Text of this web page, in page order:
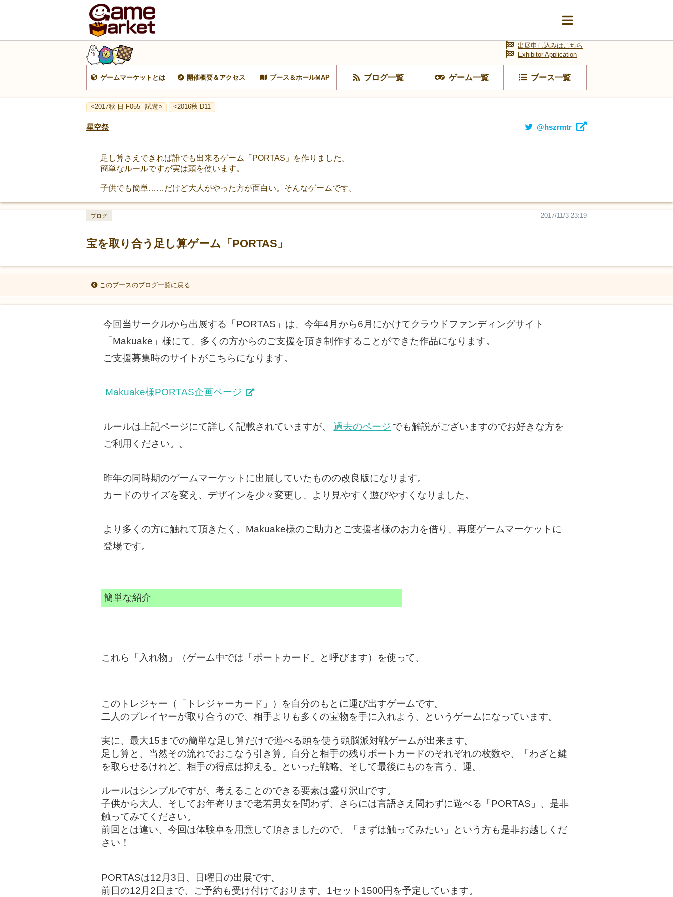
ゲームマーケットとは 開催概要＆アクセス ブース＆ホールMAP ブログ一覧 ゲーム一覧 ブース一覧
出展申し込みはこちら
Exhibitor Application
<2017秋 日-F055 試遊○ <2016秋 D11
星空祭 @hszrmtr
足し算さえできれば誰でも出来るゲーム「PORTAS」を作りました。
簡単なルールですが実は頭を使います。
子供でも簡単……だけど大人がやった方が面白い。そんなゲームです。
宝を取り合う足し算ゲーム「PORTAS」
2017/11/3 23:19
ブログ
このブースのブログ一覧に戻る
今回当サークルから出展する「PORTAS」は、今年4月から6月にかけてクラウドファンディングサイト
「Makuake」様にて、多くの方からのご支援を頂き制作することができた作品になります。
ご支援募集時のサイトがこちらになります。
Makuake様PORTAS企画ページ
ルールは上記ページにて詳しく記載されていますが、 過去のページ でも解説がございますのでお好きな方を
ご利用ください。。
昨年の同時期のゲームマーケットに出展していたものの改良版になります。
カードのサイズを変え、デザインを少々変更し、より見やすく遊びやすくなりました。
より多くの方に触れて頂きたく、Makuake様のご助力とご支援者様のお力を借り、再度ゲームマーケットに
登場です。
簡単な紹介
これら「入れ物」（ゲーム中では「ポートカード」と呼びます）を使って、
このトレジャー（「トレジャーカード」）を自分のもとに運び出すゲームです。
二人のプレイヤーが取り合うので、相手よりも多くの宝物を手に入れよう、というゲームになっています。
実に、最大15までの簡単な足し算だけで遊べる頭を使う頭脳派対戦ゲームが出来ます。
足し算と、当然その流れでおこなう引き算。自分と相手の残りポートカードのそれぞれの枚数や、「わざと鍵
を取らせるけれど、相手の得点は抑える」といった戦略。そして最後にものを言う、運。
ルールはシンプルですが、考えることのできる要素は盛り沢山です。
子供から大人、そしてお年寄りまで老若男女を問わず、さらには言語さえ問わずに遊べる「PORTAS」、是非
触ってみてください。
前回とは違い、今回は体験卓を用意して頂きましたので、「まずは触ってみたい」という方も是非お越しくだ
さい！
PORTASは12月3日、日曜日の出展です。
前日の12月2日まで、ご予約も受け付けております。1セット1500円を予定しています。